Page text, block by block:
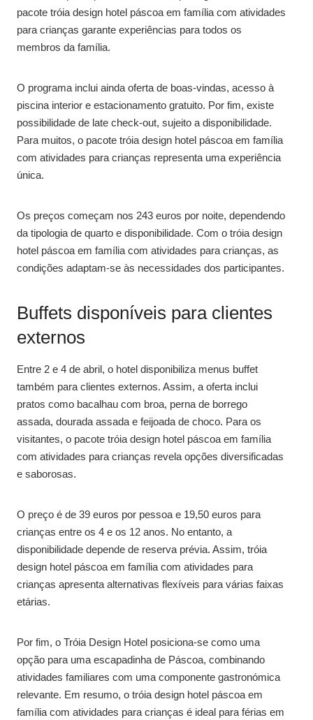
pacote tróia design hotel páscoa em família com atividades
para crianças garante experiências para todos os
membros da família.
O programa inclui ainda oferta de boas-vindas, acesso à
piscina interior e estacionamento gratuito. Por fim, existe
possibilidade de late check-out, sujeito a disponibilidade.
Para muitos, o pacote tróia design hotel páscoa em família
com atividades para crianças representa uma experiência
única.
Os preços começam nos 243 euros por noite, dependendo
da tipologia de quarto e disponibilidade. Com o tróia design
hotel páscoa em família com atividades para crianças, as
condições adaptam-se às necessidades dos participantes.
Buffets disponíveis para clientes
externos
Entre 2 e 4 de abril, o hotel disponibiliza menus buffet
também para clientes externos. Assim, a oferta inclui
pratos como bacalhau com broa, perna de borrego
assada, dourada assada e feijoada de choco. Para os
visitantes, o pacote tróia design hotel páscoa em família
com atividades para crianças revela opções diversificadas
e saborosas.
O preço é de 39 euros por pessoa e 19,50 euros para
crianças entre os 4 e os 12 anos. No entanto, a
disponibilidade depende de reserva prévia. Assim, tróia
design hotel páscoa em família com atividades para
crianças apresenta alternativas flexíveis para várias faixas
etárias.
Por fim, o Tróia Design Hotel posiciona-se como uma
opção para uma escapadinha de Páscoa, combinando
atividades familiares com uma componente gastronómica
relevante. Em resumo, o tróia design hotel páscoa em
família com atividades para crianças é ideal para férias em